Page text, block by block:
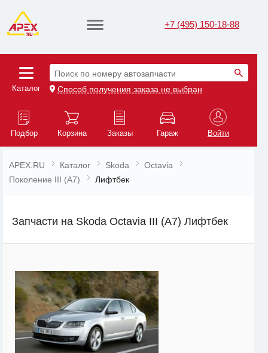
+7 (495) 150-18-88
Каталог
Поиск по номеру автозапчасти
Способ получения заказа не выбран
Подбор Корзина Заказы Гараж Войти
APEX.RU Каталог Skoda
Octavia
Поколение III (A7)
Лифтбек
Запчасти на Skoda Octavia III (A7) Лифтбек